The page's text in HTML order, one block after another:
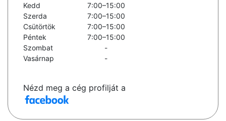
Kedd
7:00–15:00
Szerda
7:00–15:00
Csütörtök
7:00–15:00
Péntek
7:00–15:00
Szombat
-
Vasárnap
-
Nézd meg a cég profilját a